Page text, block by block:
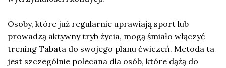
Osoby, które już regularnie uprawiają sport lub
prowadzą aktywny tryb życia, mogą śmiało włączyć
trening Tabata do swojego planu ćwiczeń. Metoda ta
jest szczególnie polecana dla osób, które dążą do